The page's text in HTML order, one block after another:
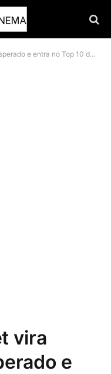
10 da Netflix três anos após a estreia
vira
e